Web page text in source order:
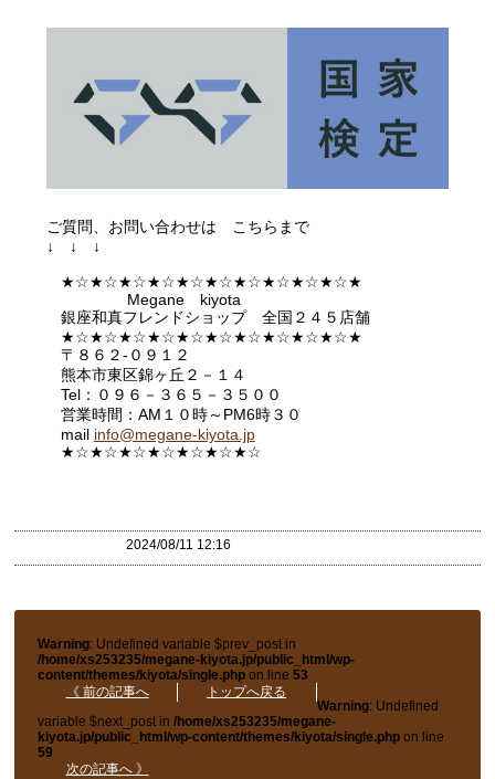
ご質問、お問い合わせは こちらまで
↓ ↓ ↓
★☆★☆★☆★☆★☆★☆★☆★☆★☆★☆★
Megane kiyota
銀座和真フレンドショップ 全国２４５店舗
★☆★☆★☆★☆★☆★☆★☆★☆★☆★☆★
〒８６２-０９１２
熊本市東区錦ヶ丘２－１４
Tel：０９６－３６５－３５００
営業時間：AM１０時～PM6時３０
mail info@megane-kiyota.jp
★☆★☆★☆★☆★☆★☆★☆
2024/08/11 12:16
Warning: Undefined variable $prev_post in
/home/xs253235/megane-kiyota.jp/public_html/wp-
content/themes/kiyota/single.php on line53
《 前の記事へ
トップへ戻る
Warning: Undefined
variable $next_post in/home/xs253235/megane-
kiyota.jp/public_html/wp-content/themes/kiyota/single.php on line
59
次の記事へ 》